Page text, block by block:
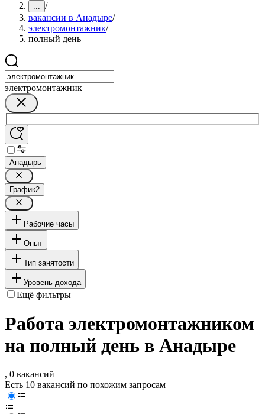
... /
вакансии в Анадыре/
электромонтажник/
полный день
электромонтажник
Анадырь
График2
Рабочие часы
Опыт
Тип занятости
Уровень дохода
Ещё фильтры
Работа электромонтажником
на полный день в Анадыре
, 0 вакансий
Есть 10 вакансий по похожим запросам